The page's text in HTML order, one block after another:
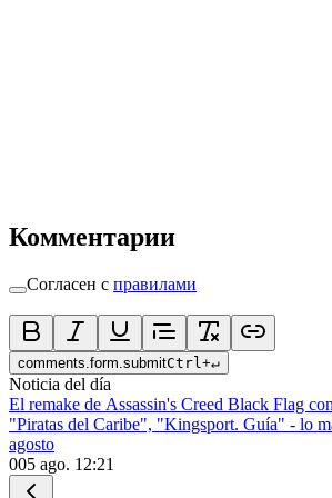
Комментарии
Согласен с правилами
comments.form.submitCtrl +↵
Noticia del día
El remake de Assassin's Creed Black Flag
"Piratas del Caribe", "Kingsport. Guía" - lo
agosto
005 ago. 12:21